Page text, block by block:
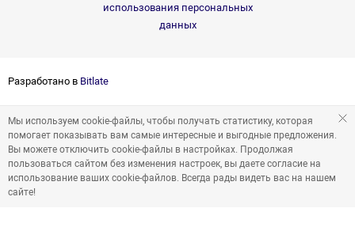
использования персональных
данных
Разработано в Bitlate
Мы используем cookie-файлы, чтобы получать статистику, которая
помогает показывать вам самые интересные и выгодные предложения.
Вы можете отключить cookie-файлы в настройках. Продолжая
пользоваться сайтом без изменения настроек, вы даете согласие на
использование ваших cookie-файлов. Всегда рады видеть вас на нашем
сайте!